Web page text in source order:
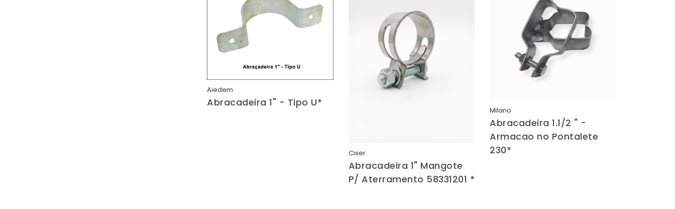
Aiedem
Abracadeira 1" - Tipo U*
Ciser
Abracadeira 1" Mangote
P/ Aterramento 58331201 *
Milano
Abracadeira 1.1/2 " -
Armacao no Pontalete
230*